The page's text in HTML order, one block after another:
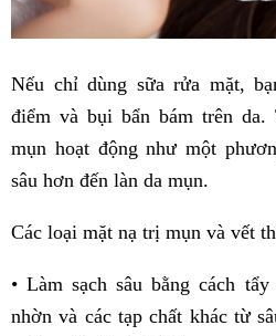
Nếu chỉ dùng sữa rửa mặt,
điểm và bụi bẩn bám trên
mụn hoạt động như một
sâu hơn đến làn da mụn.
Các loại mặt nạ trị mụn và vết
• Làm sạch sâu bằng cách
nhờn và các tạp chất khác từ